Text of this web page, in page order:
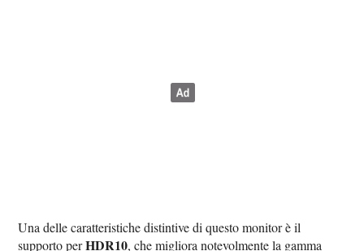
Una delle caratteristiche distintive di questo monitor è il
supporto perHDR10, che migliora notevolmente la gamma